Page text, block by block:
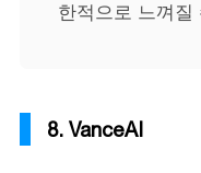
한적으로 느껴질
8. VanceAI